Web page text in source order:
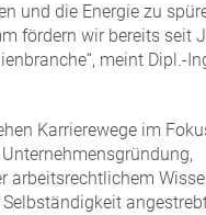
und die Energie zu
fördern wir bereits seit
meint Dipl.-
Karrierewege im
arbeitsrechtlichem